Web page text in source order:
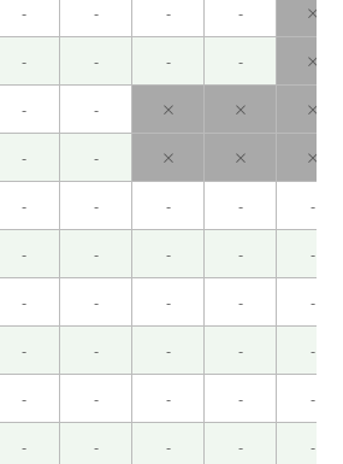
。非常に分かりやすくて良か
)
いレッスンでした(*^▽^*)また
代 女性 )
。富士山虽然是日本最高的
人在准备不足的情况下去爬，
( 男性 )
的好处在于,可以与其他平时很
同事进行交流。希望明年日元
样就能去海外旅行了。我期待接
～
- - - - ×
- - - - ×
- - × × ×
- - × × ×
- - - - -
- - - - -
- - - - -
- - - - -
- - - - -
- - - - -